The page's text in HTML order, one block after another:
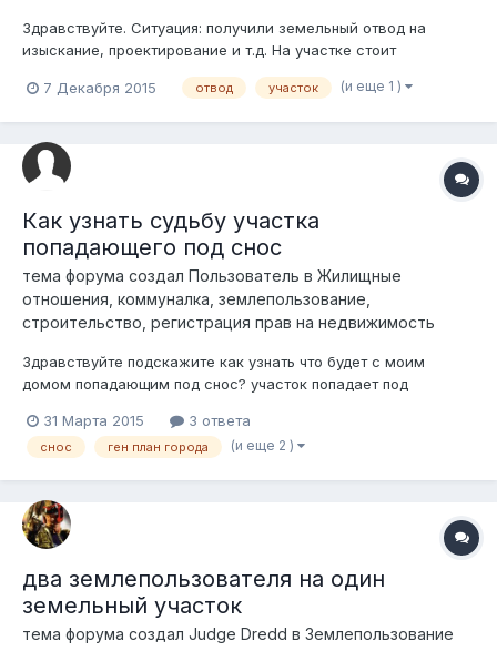
Здравствуйте. Ситуация: получили земельный отвод на
изыскание, проектирование и т.д. На участке стоит
(срок прошел). Вопрос: какие меры нужно принять, чтобы
гос.органы (архитектура, гаск и т.п.) мог...
7 Декабря 2015 отвод участок (и еще 1 )
Как узнать судьбу участка
попадающего под снос
тема форума создал Пользователь в Жилищные
отношения, коммуналка, землепользование,
строительство, регистрация прав на недвижимость
Здравствуйте подскажите как узнать что будет с моим
домом попадающим под снос? участок попадает под
продать участок я смогу только государству по другой
версии там будут строить жилой многоквартирный дом, как
31 Марта 2015 3 ответа
снос ген план города (и еще 2 )
два землепользователя на один
земельный участок
тема форума создал Judge Dredd в Землепользование